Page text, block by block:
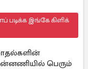
படிக்க இங்கே கிளிக்
பெரும்